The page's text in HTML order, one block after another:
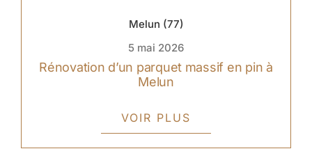
Melun (77)
5 mai 2026
Rénovation d’un parquet massif en pin à
Melun
VOIR PLUS